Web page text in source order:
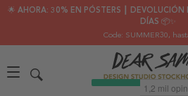
🌟 AHORA: 30% EN PÓSTERS ┃
DÍAS 📦✨
Code: SUMMER30,